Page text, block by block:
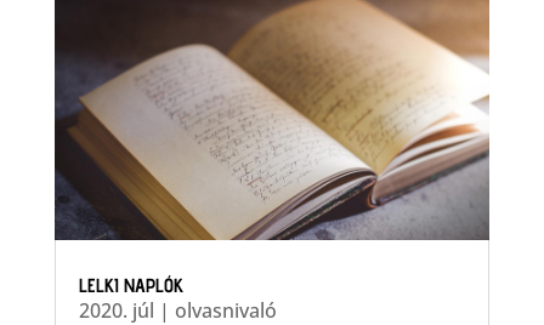
LELKI NAPLÓK
2020. júl | olvasnivaló